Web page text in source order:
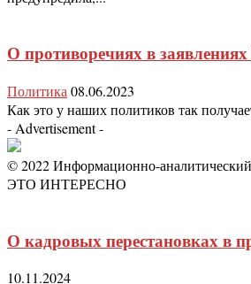
О противоречиях в
Политика 08.06.2023
Как это у наших политиков так
- Advertisement -
© 2022 Информационно-
ЭТО ИНТЕРЕСНО
О кадровых перестановках в
10.11.2024